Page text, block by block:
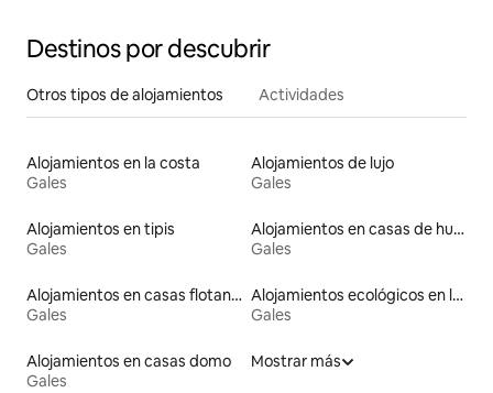
Destinos por descubrir
Otros tipos de alojamientos Actividades
Alojamientos en la costa
Gales
Alojamientos de lujo
Gales
Alojamientos en tipis
Gales
Alojamientos en casas de huéspedes
Gales
Alojamientos en casas flotantes
Gales
Alojamientos ecológicos en la naturaleza
Gales
Alojamientos en casas domo
Gales
Mostrar más